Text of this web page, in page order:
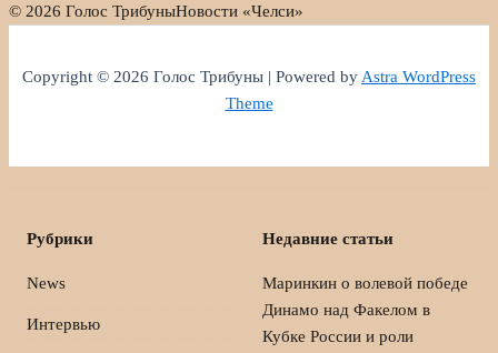
© 2026 Голос ТрибуныНовости «Челси»
Copyright © 2026 Голос Трибуны | Powered byAstra WordPress
Theme
Рубрики
News
Интервью
Недавние статьи
Маринкин о волевой победе
Динамо над Факелом в
Кубке России и роли